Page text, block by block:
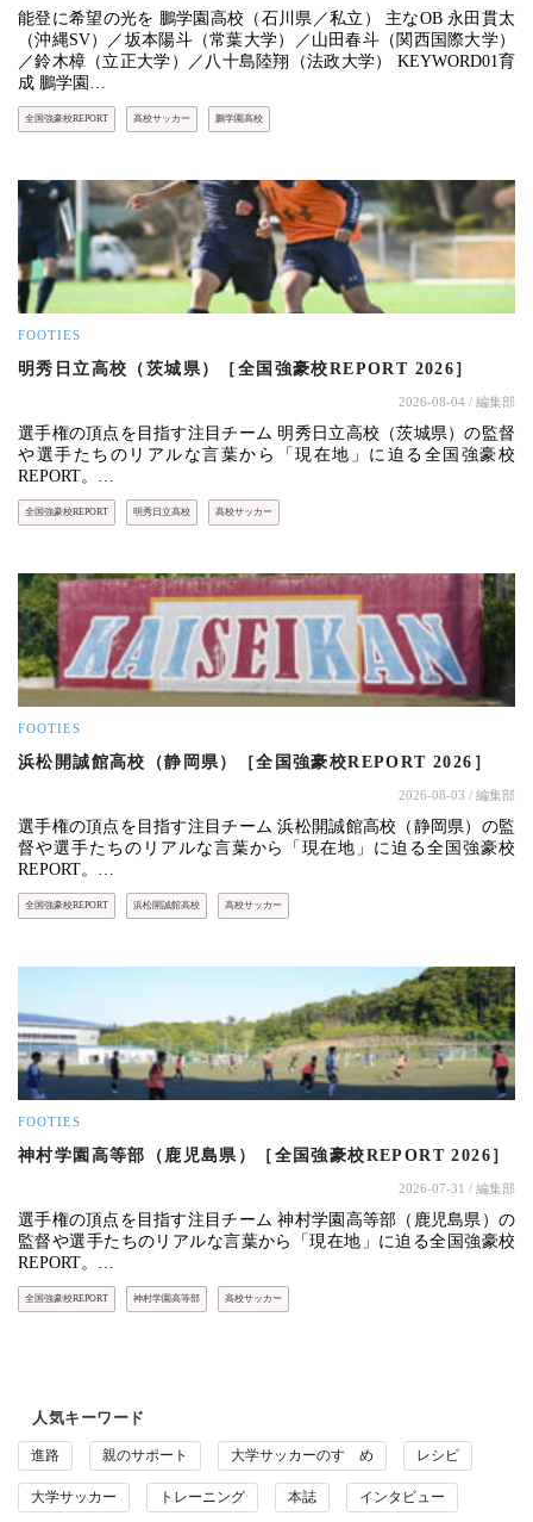
能登に希望の光を 鵬学園高校（石川県／私立） 主なOB 永田貫太
（沖縄SV）／坂本陽斗（常葉大学）／山田春斗（関西国際大学）
／鈴木樟（立正大学）／八十島陸翔（法政大学） KEYWORD01育
成 鵬学園…
全国強豪校REPORT 高校サッカー 鵬学園高校
FOOTIES
明秀日立高校（茨城県）［全国強豪校REPORT 2026］
2026-08-04 / 編集部
選手権の頂点を目指す注目チーム 明秀日立高校（茨城県）の監督
や選手たちのリアルな言葉から「現在地」に迫る全国強豪校
REPORT。…
全国強豪校REPORT 明秀日立高校 高校サッカー
FOOTIES
浜松開誠館高校（静岡県）［全国強豪校REPORT 2026］
2026-08-03 / 編集部
選手権の頂点を目指す注目チーム 浜松開誠館高校（静岡県）の監
督や選手たちのリアルな言葉から「現在地」に迫る全国強豪校
REPORT。…
全国強豪校REPORT 浜松開誠館高校 高校サッカー
FOOTIES
神村学園高等部（鹿児島県）［全国強豪校REPORT 2026］
2026-07-31 / 編集部
選手権の頂点を目指す注目チーム 神村学園高等部（鹿児島県）の
監督や選手たちのリアルな言葉から「現在地」に迫る全国強豪校
REPORT。…
全国強豪校REPORT 神村学園高等部 高校サッカー
人気キーワード
進路 親のサポート 大学サッカーのすゝめ レシピ
大学サッカー トレーニング 本誌 インタビュー